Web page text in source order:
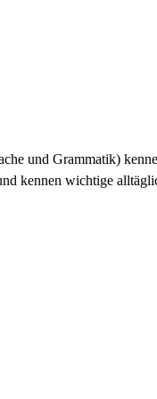
und Grammatik)
kennen wichtige